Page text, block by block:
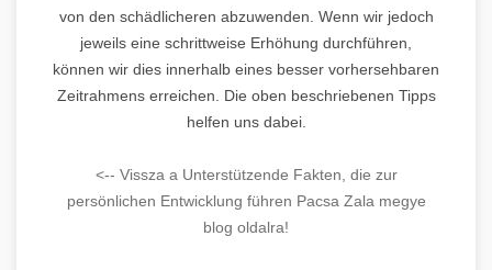
von den schädlicheren abzuwenden. Wenn wir jedoch
jeweils eine schrittweise Erhöhung durchführen,
können wir dies innerhalb eines besser vorhersehbaren
Zeitrahmens erreichen. Die oben beschriebenen Tipps
helfen uns dabei.
<-- Vissza a Unterstützende Fakten, die zur
persönlichen Entwicklung führen Pacsa Zala megye
blog oldalra!